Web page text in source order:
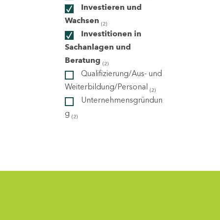
Investieren und
Wachsen (2)
Investitionen in
Sachanlagen und
Beratung (2)
Qualifizierung/Aus- und
Weiterbildung/Personal (2)
Unternehmensgründun
g (2)